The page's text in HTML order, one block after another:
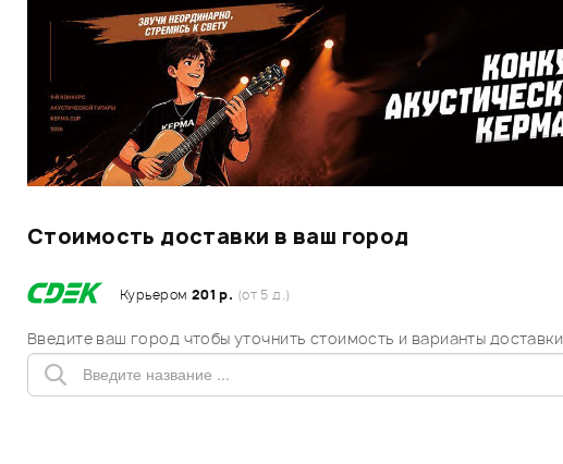
Стоимость доставки в ваш город
Курьером 201 р. (от 5 д.)
Введите ваш город чтобы уточнить стоимость и варианты доставки